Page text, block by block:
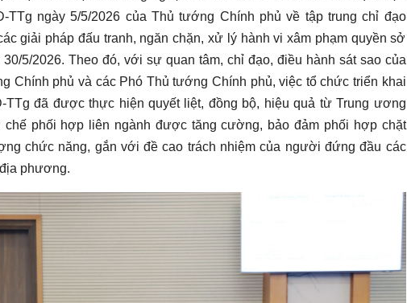
TTg ngày 5/5/2026 của Thủ tướng Chính phủ về tập trung chỉ đạo
giải pháp đấu tranh, ngăn chặn, xử lý hành vi xâm phạm quyền sở
5/2026. Theo đó, với sự quan tâm, chỉ đạo, điều hành sát sao của
Chính phủ và các Phó Thủ tướng Chính phủ, việc tổ chức triển khai
TTg đã được thực hiện quyết liệt, đồng bộ, hiệu quả từ Trung ương
phối hợp liên ngành được tăng cường, bảo đảm phối hợp chặt
chức năng, gắn với đề cao trách nhiệm của người đứng đầu các
phương.